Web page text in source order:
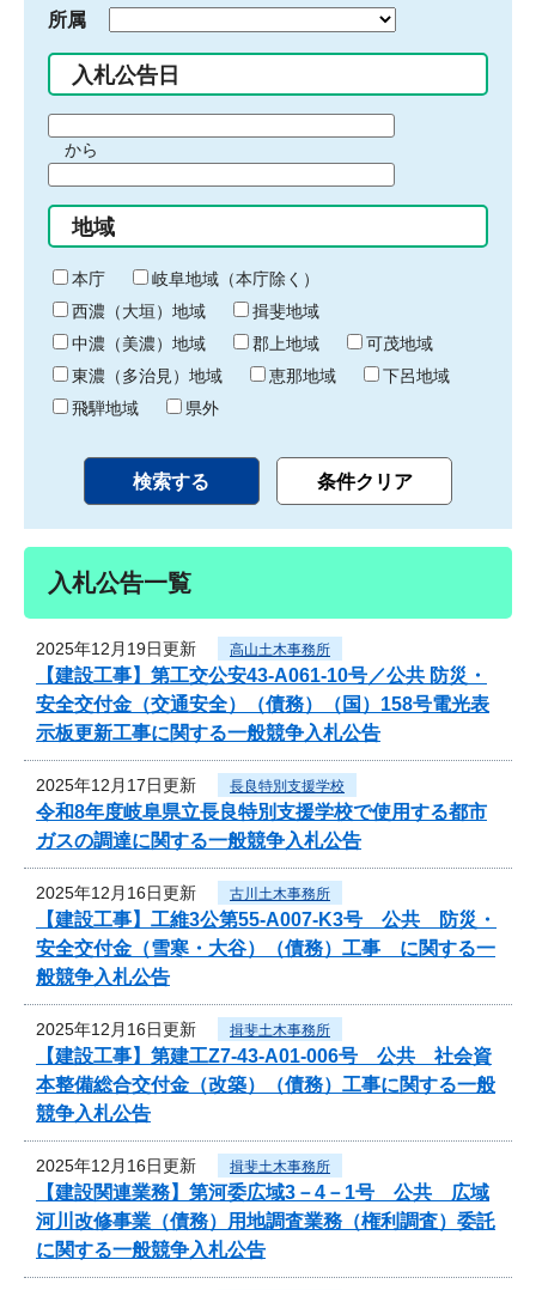
所属
入札公告日
間
始
り
から
間
終
わ
り
地域
本庁
岐阜地域（本庁除く）
西濃（大垣）地域
揖斐地域
中濃（美濃）地域
郡上地域
可茂地域
東濃（多治見）地域
恵那地域
下呂地域
飛騨地域
県外
入札公告一覧
2025年12月19日更新 高山土木事務所
【建設工事】第工交公安43-A061-10号／公共 防災・
安全交付金（交通安全）（債務）（国）158号電光表
示板更新工事に関する一般競争入札公告
2025年12月17日更新 長良特別支援学校
令和8年度岐阜県立長良特別支援学校で使用する都市
ガスの調達に関する一般競争入札公告
2025年12月16日更新 古川土木事務所
【建設工事】工維3公第55-A007-K3号 公共 防災・
安全交付金（雪寒・大谷）（債務）工事 に関する一
般競争入札公告
2025年12月16日更新 揖斐土木事務所
【建設工事】第建工Z7-43-A01-006号 公共 社会資
本整備総合交付金（改築）（債務）工事に関する一般
競争入札公告
2025年12月16日更新 揖斐土木事務所
【建設関連業務】第河委広域3－4－1号 公共 広域
河川改修事業（債務）用地調査業務（権利調査）委託
に関する一般競争入札公告